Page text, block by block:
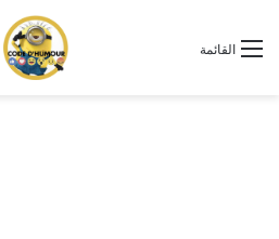
القائمة